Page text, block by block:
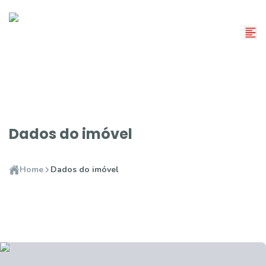
Dados do imóvel
Home Dados do imóvel